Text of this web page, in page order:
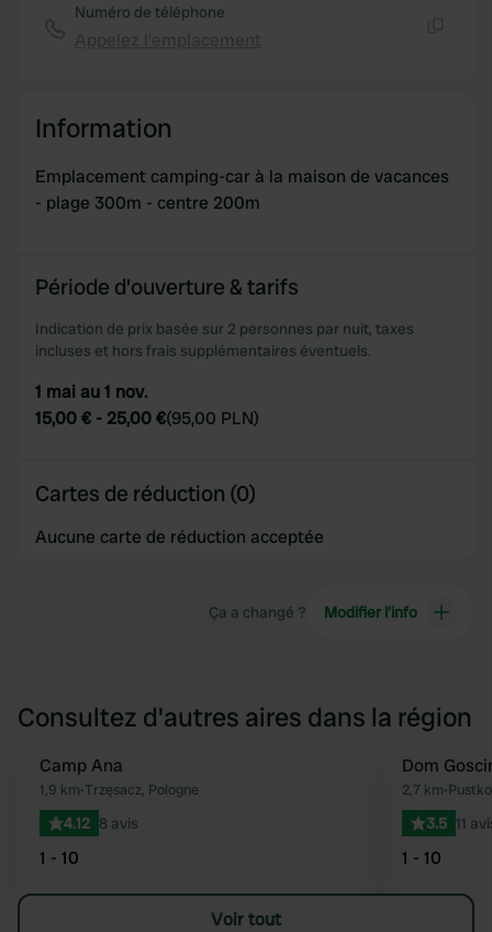
Numéro de téléphone
Information
Emplacement camping-car à la maison de vacances
- plage 300m - centre 200m
Période d'ouverture & tarifs
Indication de prix basée sur 2 personnes par nuit, taxes
incluses et hors frais supplémentaires éventuels.
1 mai au 1 nov.
15,00 € - 25,00 €(95,00 PLN)
Cartes de réduction (0)
Aucune carte de réduction acceptée
Ça a changé ? Modifier l’info
Consultez d'autres aires dans la région
Préféré
Camp Ana
1,9 km•Trzęsacz, Pologne
4.12 8 avis
1 - 10
Dom
2,7 km•
3.5 11
1 - 10
Voir tout